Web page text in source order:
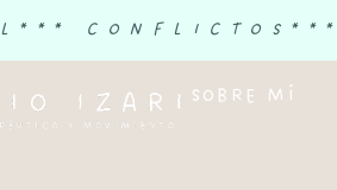
*** CONFLICTOS ***
SOBRE MÍ